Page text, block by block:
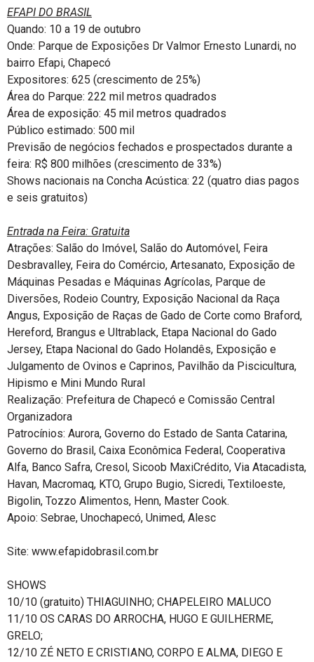
EFAPI DO BRASIL
Quando: 10 a 19 de outubro
Onde: Parque de Exposições Dr Valmor Ernesto Lunardi, no
bairro Efapi, Chapecó
Expositores: 625 (crescimento de 25%)
Área do Parque: 222 mil metros quadrados
Área de exposição: 45 mil metros quadrados
Público estimado: 500 mil
Previsão de negócios fechados e prospectados durante a
feira: R$ 800 milhões (crescimento de 33%)
Shows nacionais na Concha Acústica: 22 (quatro dias pagos
e seis gratuitos)
Entrada na Feira: Gratuita
Atrações: Salão do Imóvel, Salão do Automóvel, Feira
Desbravalley, Feira do Comércio, Artesanato, Exposição de
Máquinas Pesadas e Máquinas Agrícolas, Parque de
Diversões, Rodeio Country, Exposição Nacional da Raça
Angus, Exposição de Raças de Gado de Corte como Braford,
Hereford, Brangus e Ultrablack, Etapa Nacional do Gado
Jersey, Etapa Nacional do Gado Holandês, Exposição e
Julgamento de Ovinos e Caprinos, Pavilhão da Piscicultura,
Hipismo e Mini Mundo Rural
Realização: Prefeitura de Chapecó e Comissão Central
Organizadora
Patrocínios: Aurora, Governo do Estado de Santa Catarina,
Governo do Brasil, Caixa Econômica Federal, Cooperativa
Alfa, Banco Safra, Cresol, Sicoob MaxiCrédito, Via Atacadista,
Havan, Macromaq, KTO, Grupo Bugio, Sicredi, Textiloeste,
Bigolin, Tozzo Alimentos, Henn, Master Cook.
Apoio: Sebrae, Unochapecó, Unimed, Alesc
Site: www.efapidobrasil.com.br
SHOWS
10/10 (gratuito) THIAGUINHO; CHAPELEIRO MALUCO
11/10 OS CARAS DO ARROCHA, HUGO E GUILHERME,
GRELO;
12/10 ZÉ NETO E CRISTIANO, CORPO E ALMA, DIEGO E